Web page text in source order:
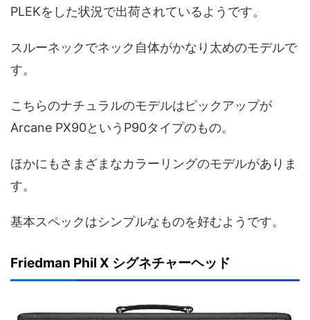
PLEKをした状況で出荷されているようです。
スルーネックでネック自体がかなり太めのモデルで
す。
こちらのナチュラルのモデルはピックアップが
Arcane PX90というP90タイプのもの。
ほかにもさまざまなカラーリングのモデルがありま
す。
基本スペックはシンプルなものを好むようです。
Friedman Phil X シグネチャーヘッド